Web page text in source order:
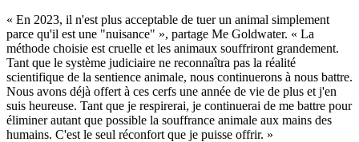
« En 2023, il n'est plus acceptable de tuer un animal simplement
parce qu'il est une "nuisance" », partage Me Goldwater. « La
méthode choisie est cruelle et les animaux souffriront grandement.
Tant que le système judiciaire ne reconnaîtra pas la réalité
scientifique de la sentience animale, nous continuerons à nous battre.
Nous avons déjà offert à ces cerfs une année de vie de plus et j'en
suis heureuse. Tant que je respirerai, je continuerai de me battre pour
éliminer autant que possible la souffrance animale aux mains des
humains. C'est le seul réconfort que je puisse offrir. »